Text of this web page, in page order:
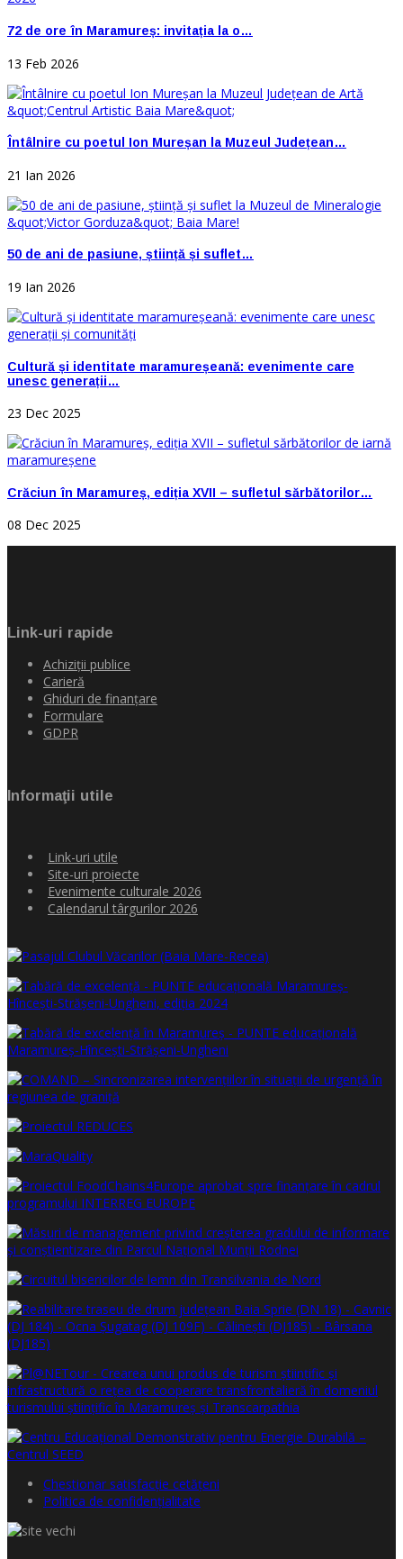
72 de ore în Maramureș: invitația la o…
13 Feb 2026
Întâlnire cu poetul Ion Mureșan la Muzeul Județean…
21 Ian 2026
50 de ani de pasiune, știință și suflet…
19 Ian 2026
Cultură și identitate maramureșeană: evenimente care
unesc generații…
23 Dec 2025
Crăciun în Maramureș, ediția XVII – sufletul sărbătorilor…
08 Dec 2025
Link-uri rapide
Achiziţii publice
Carieră
Ghiduri de finanţare
Formulare
GDPR
Informaţii utile
Link-uri utile
Site-uri proiecte
Evenimente culturale 2026
Calendarul târgurilor 2026
Chestionar satisfacţie cetăţeni
Politica de confidențialitate